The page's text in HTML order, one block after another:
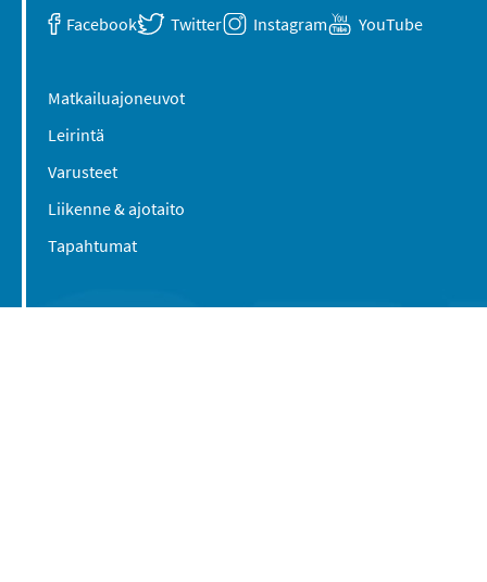
Facebook Twitter Instagram YouTube
Matkailuajoneuvot
Leirintä
Varusteet
Liikenne & ajotaito
Tapahtumat